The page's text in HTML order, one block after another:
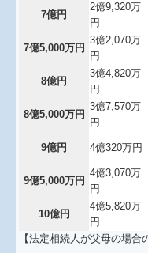
7億円
2億9,320万
円
7億5,000万円
3億2,070万
円
8億円
3億4,820万
円
8億5,000万円
3億7,570万
円
9億円 4億320万円
9億5,000万円
4億3,070万
円
10億円
4億5,820万
円
【法定相続人が父母の場合